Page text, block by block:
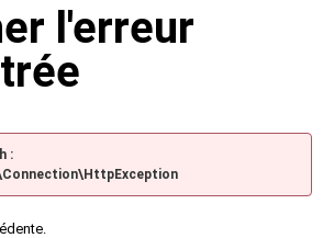
l'erreur
: